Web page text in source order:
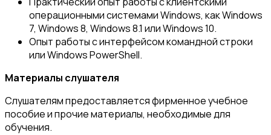
операционными системами Windows, как Windows
7, Windows 8, Windows 8.1 или Windows 10.
Опыт работы с интерфейсом командной строки
или Windows PowerShell.
Материалы слушателя
Слушателям предоставляется фирменное учебное
пособие и прочие материалы, необходимые для
обучения.